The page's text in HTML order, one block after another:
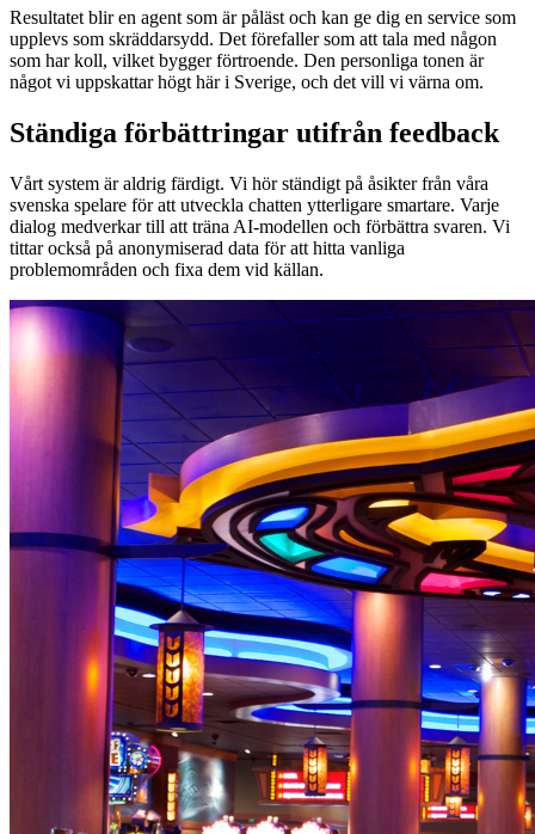
Resultatet blir en agent som är påläst och kan ge dig en service som
upplevs som skräddarsydd. Det förefaller som att tala med någon
som har koll, vilket bygger förtroende. Den personliga tonen är
något vi uppskattar högt här i Sverige, och det vill vi värna om.
Ständiga förbättringar utifrån feedback
Vårt system är aldrig färdigt. Vi hör ständigt på åsikter från våra
svenska spelare för att utveckla chatten ytterligare smartare. Varje
dialog medverkar till att träna AI-modellen och förbättra svaren. Vi
tittar också på anonymiserad data för att hitta vanliga
problemområden och fixa dem vid källan.